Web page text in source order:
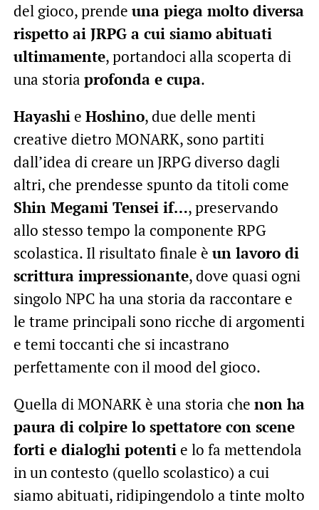
del gioco, prende una piega molto diversa
rispetto ai JRPG a cui siamo abituati
ultimamente, portandoci alla scoperta di
una storia profonda e cupa.
Hayashie Hoshino, due delle menti
creative dietro MONARK, sono partiti
dall’idea di creare un JRPG diverso dagli
altri, che prendesse spunto da titoli come
Shin Megami Tensei if…, preservando
allo stesso tempo la componente RPG
scolastica. Il risultato finale è un lavoro di
scrittura impressionante, dove quasi ogni
singolo NPC ha una storia da raccontare e
le trame principali sono ricche di argomenti
e temi toccanti che si incastrano
perfettamente con il mood del gioco.
Quella di MONARK è una storia che non ha
paura di colpire lo spettatore con scene
forti e dialoghi potentie lo fa mettendola
in un contesto (quello scolastico) a cui
siamo abituati, ridipingendolo a tinte molto